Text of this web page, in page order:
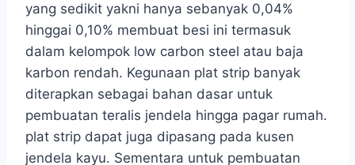
yang sedikit yakni hanya sebanyak 0,04%
hinggai 0,10% membuat besi ini termasuk
dalam kelompok low carbon steel atau baja
karbon rendah. Kegunaan plat strip banyak
diterapkan sebagai bahan dasar untuk
pembuatan teralis jendela hingga pagar rumah.
plat strip dapat juga dipasang pada kusen
jendela kayu. Sementara untuk pembuatan